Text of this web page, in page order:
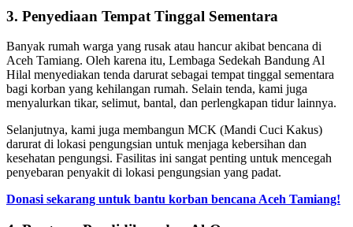
3. Penyediaan Tempat Tinggal Sementara
Banyak rumah warga yang rusak atau hancur akibat bencana di
Aceh Tamiang. Oleh karena itu, Lembaga Sedekah Bandung Al
Hilal menyediakan tenda darurat sebagai tempat tinggal sementara
bagi korban yang kehilangan rumah. Selain tenda, kami juga
menyalurkan tikar, selimut, bantal, dan perlengkapan tidur lainnya.
Selanjutnya, kami juga membangun MCK (Mandi Cuci Kakus)
darurat di lokasi pengungsian untuk menjaga kebersihan dan
kesehatan pengungsi. Fasilitas ini sangat penting untuk mencegah
penyebaran penyakit di lokasi pengungsian yang padat.
Donasi sekarang untuk bantu korban bencana Aceh Tamiang!